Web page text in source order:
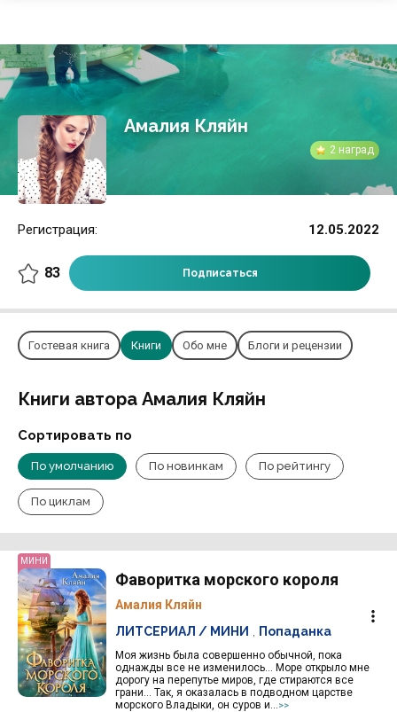
Амалия Кляйн
2 наград
12.05.2022
Регистрация:
83 Подписаться
Гостевая книга Книги Обо мне Блоги и рецензии
Книги автора Амалия Кляйн
Сортировать по
По умолчанию По новинкам По рейтингу
По циклам
МИНИ
Фаворитка морского короля
Амалия Кляйн
Моя жизнь была совершенно обычной, пока
однажды все не изменилось… Море открыло мне
дорогу на перепутье миров, где стираются все
грани… Так, я оказалась в подводном царстве
морского Владыки, он суров и...>>
ЛИТСЕРИАЛ / МИНИ Попаданка